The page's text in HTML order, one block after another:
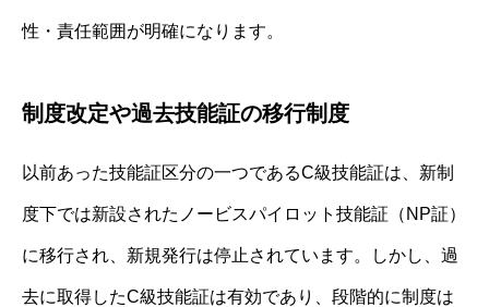
性・責任範囲が明確になります。
制度改定や過去技能証の移行制度
以前あった技能証区分の一つであるC級技能証は、新制
度下では新設されたノービスパイロット技能証（NP証）
に移行され、新規発行は停止されています。しかし、過
去に取得したC級技能証は有効であり、段階的に制度は